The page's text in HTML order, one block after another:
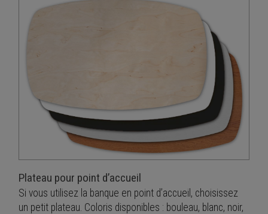
Plateau pour point d’accueil
Si vous utilisez la banque en point d’accueil, choisissez
un petit plateau. Coloris disponibles : bouleau, blanc, noir,